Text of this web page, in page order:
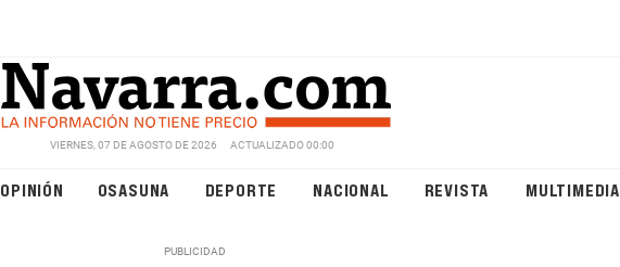
VIERNES, 07 DE AGOSTO DE 2026 ACTUALIZADO 00:00
OPINIÓN OSASUNA DEPORTE NACIONAL REVISTA MULTIMEDIA